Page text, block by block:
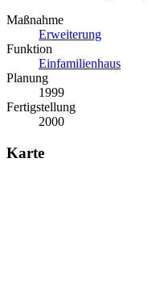
Maßnahme
Erweiterung
Funktion
Einfamilienhaus
Planung
1999
Fertigstellung
2000
Karte